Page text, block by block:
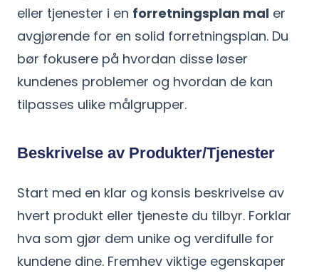
eller tjenester i en forretningsplan mal er
avgjørende for en solid forretningsplan. Du
bør fokusere på hvordan disse løser
kundenes problemer og hvordan de kan
tilpasses ulike målgrupper.
Beskrivelse av Produkter/Tjenester
Start med en klar og konsis beskrivelse av
hvert produkt eller tjeneste du tilbyr. Forklar
hva som gjør dem unike og verdifulle for
kundene dine. Fremhev viktige egenskaper